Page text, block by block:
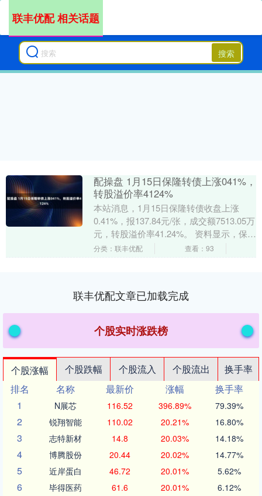
搜索
联丰优配 相关话题
配操盘 1月15日保隆转债上涨041%，
转股溢价率4124%
本站消息，1月15日保隆转债收盘上涨
0.41%，报137.84元/张，成交额7513.05万
元，转股溢价率41.24%。 资料显示，保隆
转债信用级别为“AA”，....
分类：联丰优配 查看：93
联丰优配文章已加载完成
个股实时涨跌榜
个股涨幅 个股跌幅 个股流入 个股流出
换手率
排名
名称 最新价 涨幅
换手率
1
N展芯 116.52 396.89% 79.39%
2 锐翔智能 110.02 20.21% 16.80%
3 志特新材 14.8 20.03% 14.18%
4 博腾股份 20.44 20.02% 14.77%
5 近岸蛋白 46.72 20.01% 5.62%
6 毕得医药 61.6 20.01% 6.12%